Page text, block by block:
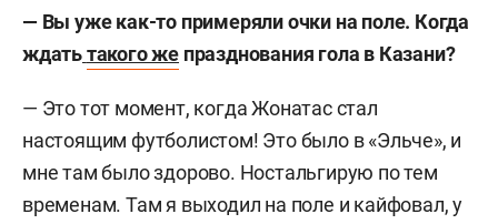
— Вы уже как-то примеряли очки на поле. Когда
ждатьтакого же празднования гола в Казани?
— Это тот момент, когда Жонатас стал
настоящим футболистом! Это было в «Эльче», и
мне там было здорово. Ностальгирую по тем
временам. Там я выходил на поле и кайфовал, у